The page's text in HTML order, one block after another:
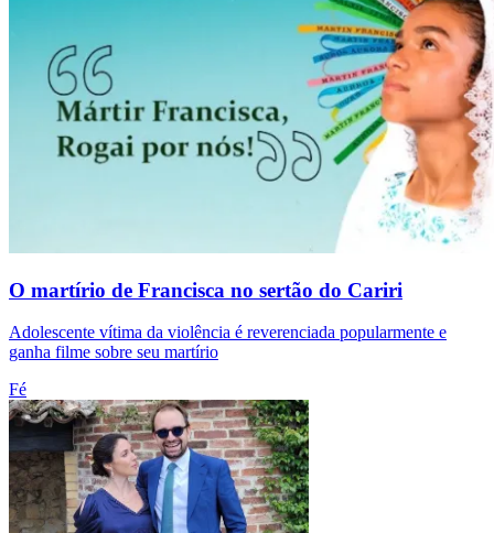
O martírio de Francisca no sertão do Cariri
Adolescente vítima da violência é reverenciada popularmente e
ganha filme sobre seu martírio
Fé